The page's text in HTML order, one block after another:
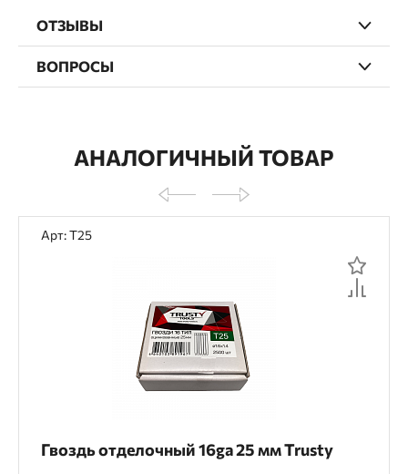
ОТЗЫВЫ
ВОПРОСЫ
АНАЛОГИЧНЫЙ ТОВАР
Арт: T25
Гвоздь отделочный 16ga 25 мм Trusty